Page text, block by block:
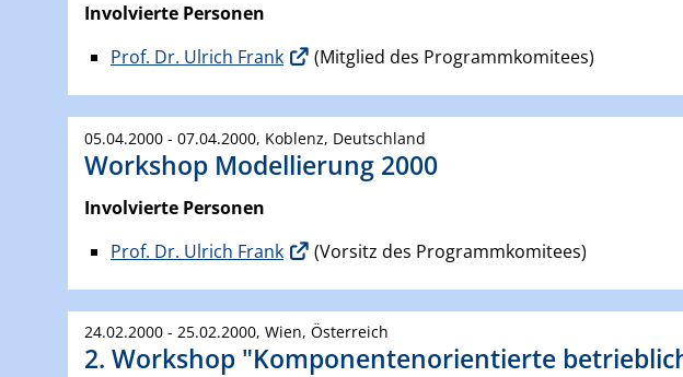
Involvierte Personen
Prof. Dr. Ulrich Frank
(Mitglied des Programmkomitees)
05.04.2000 - 07.04.2000, Koblenz, Deutschland
Workshop Modellierung 2000
Involvierte Personen
Prof. Dr. Ulrich Frank
(Vorsitz des Programmkomitees)
24.02.2000 - 25.02.2000, Wien, Österreich
2. Workshop "Komponentenorientierte